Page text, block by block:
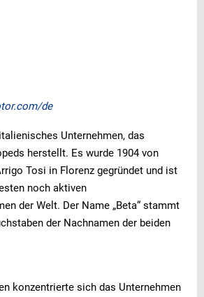
de
Unternehmen, das
herstellt. Es wurde 1904 von
Tosi in Florenz gegründet und ist
noch aktiven
der Welt. Der Name „Beta“ stammt
der Nachnamen der beiden
konzentrierte sich das Unternehmen